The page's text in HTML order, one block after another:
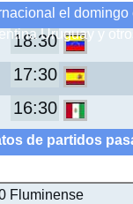
el
Uruguay y
18:30
17:30
16:30
de partidos
Fluminense